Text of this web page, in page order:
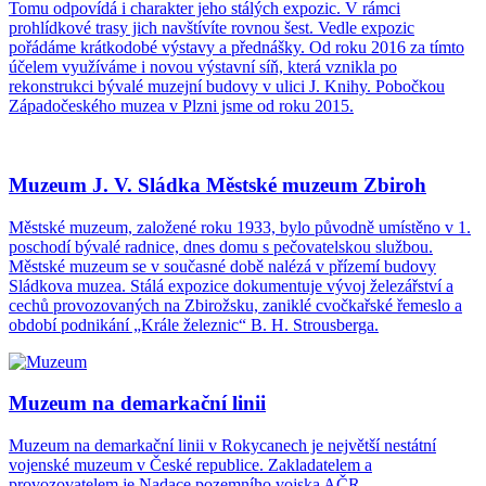
Tomu odpovídá i charakter jeho stálých expozic. V rámci
prohlídkové trasy jich navštívíte rovnou šest. Vedle expozic
pořádáme krátkodobé výstavy a přednášky. Od roku 2016 za tímto
účelem využíváme i novou výstavní síň, která vznikla po
rekonstrukci bývalé muzejní budovy v ulici J. Knihy. Pobočkou
Západočeského muzea v Plzni jsme od roku 2015.
Muzeum J. V. Sládka Městské muzeum Zbiroh
Městské muzeum, založené roku 1933, bylo původně umístěno v 1.
poschodí bývalé radnice, dnes domu s pečovatelskou službou.
Městské muzeum se v současné době nalézá v přízemí budovy
Sládkova muzea. Stálá expozice dokumentuje vývoj železářství a
cechů provozovaných na Zbirožsku, zaniklé cvočkařské řemeslo a
období podnikání „Krále železnic“ B. H. Strousberga.
Muzeum na demarkační linii
Muzeum na demarkační linii v Rokycanech je největší nestátní
vojenské muzeum v České republice. Zakladatelem a